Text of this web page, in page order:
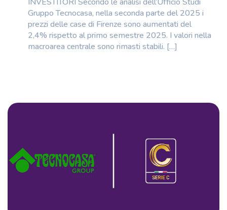
Gruppo Tecnocasa, nella seconda parte del 2025 i
prezzi delle case di Firenze sono aumentati del
2,4% rispetto al primo semestre 2025. I valori nella
macroarea centrale sono rimasti stabili. […]